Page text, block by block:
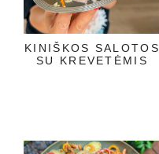
KINIŠKOS SALOTOS
SU KREVETĖMIS